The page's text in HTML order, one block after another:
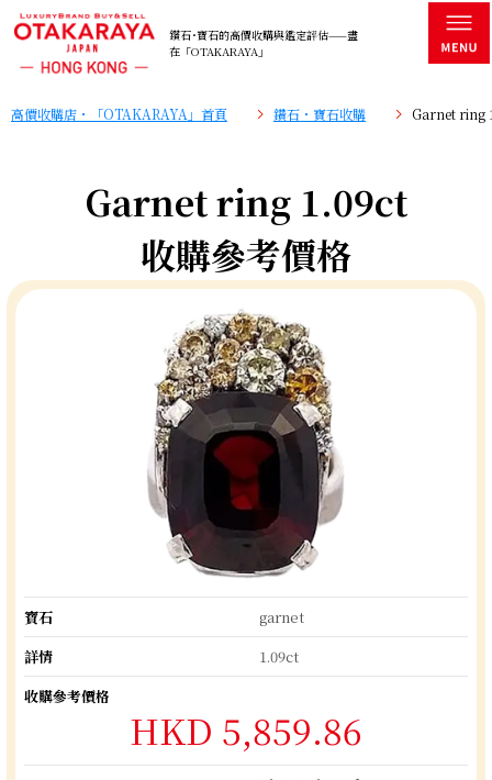
鑽石･寶石的高價收購與鑑定評估——盡
在「OTAKARAYA」
高價收購店・「OTAKARAYA」首頁 鑽石・寶石收購 Garnet ring
Garnet ring 1.09ct
收購參考價格
寶石
garnet
詳情
1.09ct
收購參考價格
HKD 5,859.86